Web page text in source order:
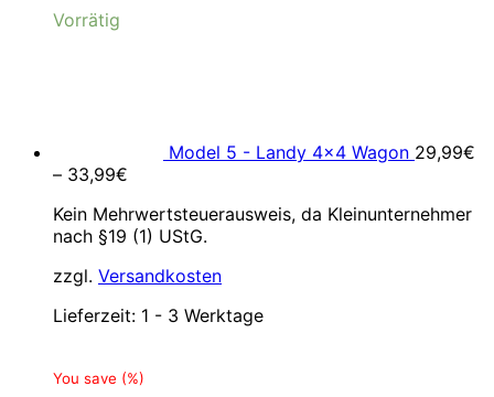
Vorrätig
Model 5 - Landy 4x4 Wagon 29,99€
– 33,99€
Kein Mehrwertsteuerausweis, da Kleinunternehmer
nach §19 (1) UStG.
zzgl. Versandkosten
Lieferzeit: 1 - 3 Werktage
You save (%)